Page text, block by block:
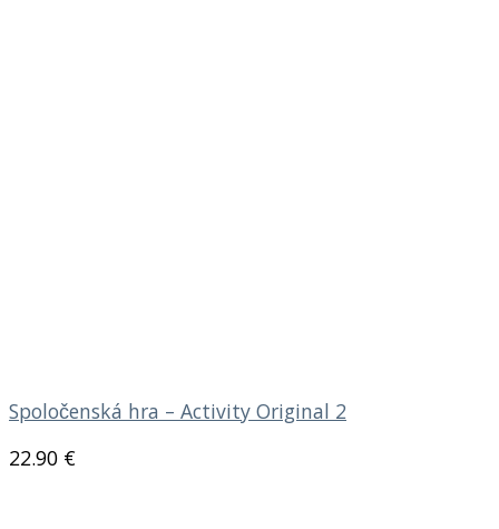
Spoločenská hra – Activity Original 2
22.90 €